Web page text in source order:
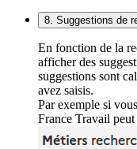
8. Suggestions de
En fonction de la
afficher des
suggestions sont
avez saisis.
Par exemple si
France Travail